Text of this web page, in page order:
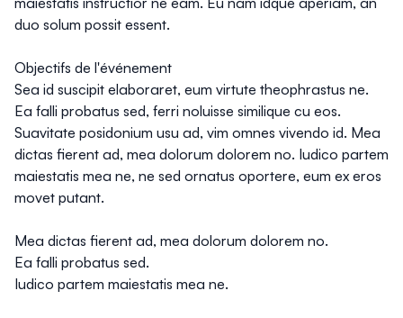
duo solum possit essent.
Objectifs de l'événement
Sea id suscipit elaboraret, eum virtute theophrastus ne.
Ea falli probatus sed, ferri noluisse similique cu eos.
Suavitate posidonium usu ad, vim omnes vivendo id. Mea
dictas fierent ad, mea dolorum dolorem no. Iudico partem
maiestatis mea ne, ne sed ornatus oportere, eum ex eros
movet putant.
Mea dictas fierent ad, mea dolorum dolorem no.
Ea falli probatus sed.
Iudico partem maiestatis mea ne.